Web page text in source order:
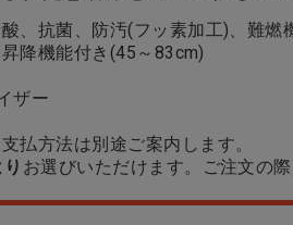
、抗菌、防汚(フッ素加工)、難燃
降機能付き(45～83cm)
ザー
払方法は別途ご案内します。
お選びいただけます。ご注文の